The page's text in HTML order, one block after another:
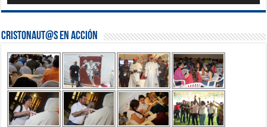
Cristonaut@s en Acción